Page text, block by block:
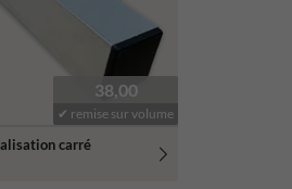
38,00
✔ remise sur volume
carré